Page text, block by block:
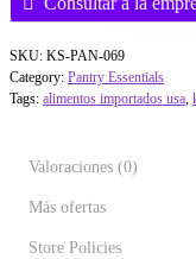
SKU: KS-PAN-069
Category: Pantry Essentials
Tags: alimentos importados usa,
Valoraciones (0)
Más ofertas
Store Policies